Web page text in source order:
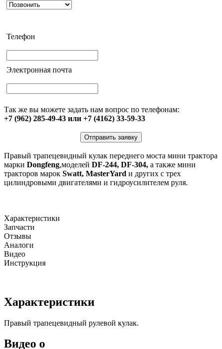
Телефон
Электронная почта
Так же вы можете задать нам вопрос по телефонам:
+7 (962) 285-49-43 или +7 (4162) 33-59-33
Отправить заявку
Правый трапецевидный кулак переднего моста мини трактора
марки Dongfeng,моделей DF-244, DF-304, а также мини
тракторов марок Swatt, MasterYard и других с трех
цилиндровыми двигателями и гидроусилителем руля.
Характеристики
Запчасти
Отзывы
Аналоги
Видео
Инструкция
Характеристики
Правый трапецевидный рулевой кулак.
Видео о